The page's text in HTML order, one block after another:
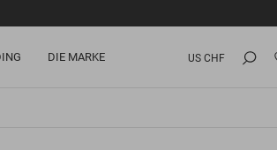
DIE MARKE US CHF